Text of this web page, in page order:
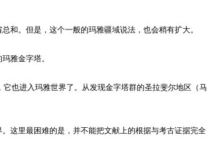
。但是，这个一般的玛雅疆域说法，也会稍有扩大。
雅金字塔。
也进入玛雅世界了。从发现金字塔群的圣拉斐尔地区（马
这里最困难的是，并不能把文献上的根据与考古证据完全